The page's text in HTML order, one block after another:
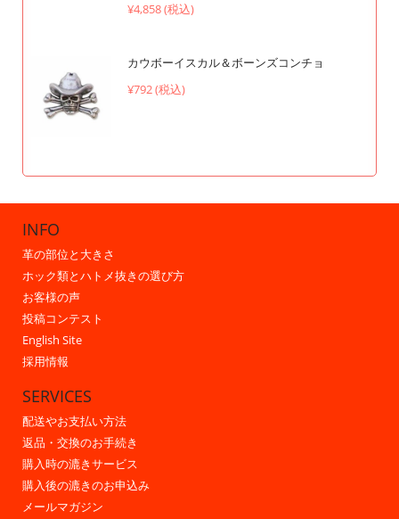
¥4,858 (税込)
カウボーイスカル＆ボーンズコンチョ
¥792 (税込)
INFO
革の部位と大きさ
ホック類とハトメ抜きの選び方
お客様の声
投稿コンテスト
English Site
採用情報
SERVICES
配送やお支払い方法
返品・交換のお手続き
購入時の漉きサービス
購入後の漉きのお申込み
メールマガジン